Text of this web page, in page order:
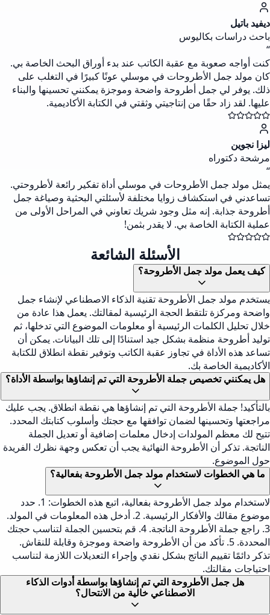
ديفيد باتيل
باحث دراسات بكاليوس
“
كنت أواجه صعوبة مع عقبة الكاتب عند بدء أوراق البحث الخاصة بي.
كان مولد جمل الأطروحات في موسلي عونًا كبيرًا في التغلب على
ذلك. يوفر لي جمل أطروحة واضحة وموجزة يمكنني تحسينها والبناء
عليها. لقد زاد حقًا من إنتاجيتي وثقتي في الكتابة الأكاديمية.
ليزا نجوين
مرشحة دكتوراه
“
يمثل مولد جمل الأطروحات في موسلي أداة تفكير رائعة لأطروحتي.
تساعدني في استكشاف زوايا مختلفة لأسئلتي البحثية وصياغة جمل
أطروحة جذابة. إنه مثل وجود شريك تعاوني في المراحل الأولى من
عملية الكتابة الخاصة بي. لا يقدر بثمن!
الأسئلة الشائعة
كيف يعمل مولد جمل الأطروحة؟
يستخدم مولد جمل الأطروحة تقنية الذكاء الاصطناعي لإنشاء جمل
واضحة ومركزة تلتقط الحجة الرئيسية لمقالتك. يعمل هذا عادة من
خلال تحليل الكلمات الرئيسية أو معلومات الموضوع التي تدخلها، ثم
توليد أطروحة منظمة بشكل جيد استنادًا إلى تلك البيانات. يمكن أن
تساعد هذه الأداة في تجاوز عقبة الكاتب وتوفير نقطة انطلاق للكتابة
الأكاديمية الخاصة بك.
هل يمكنني تخصيص جملة الأطروحة التي تم إنشاؤها بواسطة الأداة؟
بالتأكيد! جملة الأطروحة التي تم إنشاؤها هي نقطة انطلاق. يجب عليك
مراجعتها وتحسينها لضمان توافقها مع حجتك وأسلوب كتابتك المحدد.
تتيح لك معظم المولدات إدخال معلمات إضافية أو تعديل الجملة
الناتجة. تذكر أن الأطروحة النهائية يجب أن تعكس وجهة نظرك الفريدة
حول الموضوع.
ما هي الخطوات لاستخدام مولد جمل الأطروحة بفعالية؟
لاستخدام مولد جمل الأطروحة بفعالية، اتبع هذه الخطوات: 1. حدد
موضوع مقالك والأفكار الرئيسية. 2. أدخل هذه المعلومات في المولد.
3. راجع جملة الأطروحة الناتجة. 4. قم بتحسين الجملة لتناسب حجتك
المحددة. 5. تأكد من أن الأطروحة واضحة وموجزة وقابلة للنقاش.
تذكر دائمًا تقييم الناتج بشكل نقدي وإجراء التعديلات اللازمة لتناسب
احتياجات مقالتك.
هل جمل الأطروحة التي تم إنشاؤها بواسطة أدوات الذكاء
الاصطناعي خالية من الانتحال؟